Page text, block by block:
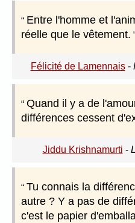
Entre l'homme et
réelle que le vêtement.
Félicité de Lamennais-
Quand il y a de
différences cessent
Jiddu Krishnamurti -
Tu connais la
autre ? Y a pas de
c'est le papier